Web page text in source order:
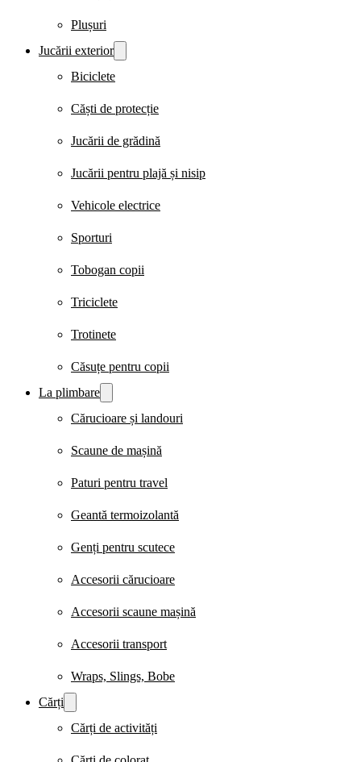
Plușuri
Jucării exterior
Biciclete
Căști de protecție
Jucării de grădină
Jucării pentru plajă și nisip
Vehicole electrice
Sporturi
Tobogan copii
Triciclete
Trotinete
Căsuțe pentru copii
La plimbare
Cărucioare și landouri
Scaune de mașină
Paturi pentru travel
Geantă termoizolantă
Genți pentru scutece
Accesorii cărucioare
Accesorii scaune mașină
Accesorii transport
Wraps, Slings, Bobe
Cărți
Cărți de activități